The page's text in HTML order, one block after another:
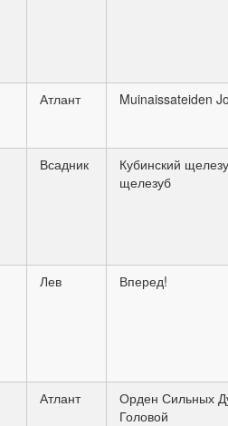
Атлант Muinaissateiden
Всадник
Кубинский
щелезуб
Лев Вперед!
Атлант
Орден Сильных
Головой